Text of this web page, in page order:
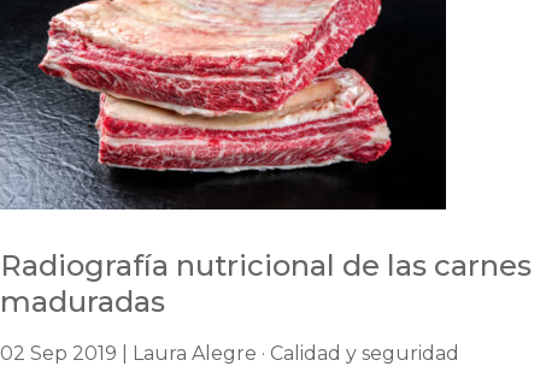
Radiografía nutricional de las carnes
maduradas
02 Sep 2019 | Laura Alegre · Calidad y seguridad